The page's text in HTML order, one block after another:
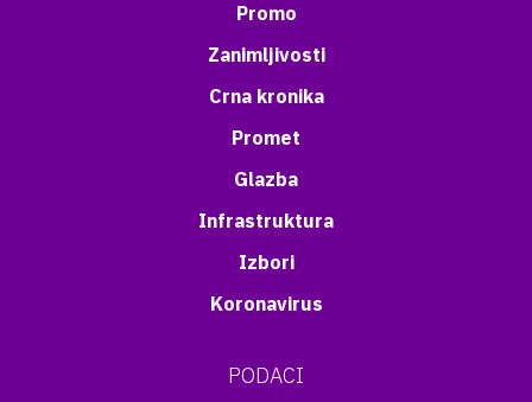
Promo
Zanimljivosti
Crna kronika
Promet
Glazba
Infrastruktura
Izbori
Koronavirus
PODACI